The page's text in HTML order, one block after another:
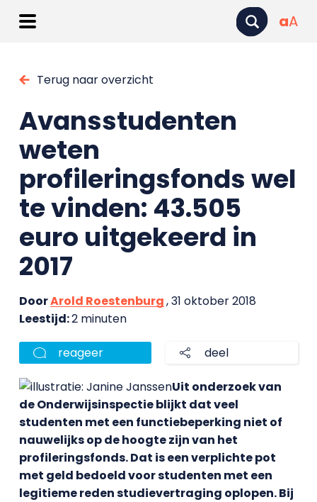
aA
Terug naar overzicht
Avansstudenten
weten
profileringsfonds wel
te vinden: 43.505
euro uitgekeerd in
2017
DoorArold Roestenburg, 31 oktober 2018
Leestijd:2 minuten
reageer deel
Uit onderzoek van
de Onderwijsinspectie blijkt dat veel
studenten met een functiebeperking niet of
nauwelijks op de hoogte zijn van het
profileringsfonds. Dat is een verplichte pot
met geld bedoeld voor studenten met een
legitieme reden studievertraging oplopen. Bij